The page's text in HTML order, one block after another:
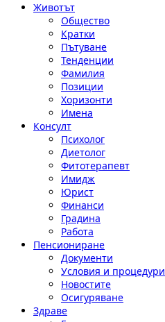
Животът
Общество
Кратки
Пътуване
Тенденции
Фамилия
Позиции
Хоризонти
Имена
Консулт
Психолог
Диетолог
Фитотерапевт
Имидж
Юрист
Финанси
Градина
Работа
Пенсиониране
Документи
Условия и процедури
Новостите
Осигуряване
Здраве